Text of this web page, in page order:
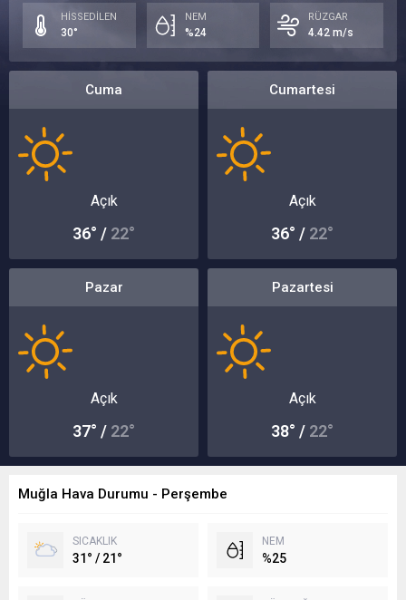
HİSSEDİLEN
30°
NEM
%24
RÜZGAR
4.42 m/s
Cuma
Açık
36° / 22°
Cumartesi
Açık
36° / 22°
Pazar
Açık
37° / 22°
Pazartesi
Açık
38° / 22°
Muğla Hava Durumu - Perşembe
SICAKLIK
31° / 21°
NEM
%25